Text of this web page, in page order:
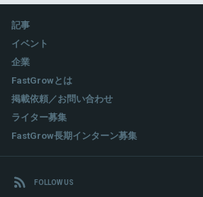
記事
イベント
企業
FastGrowとは
掲載依頼／お問い合わせ
ライター募集
FastGrow長期インターン募集
FOLLOW US